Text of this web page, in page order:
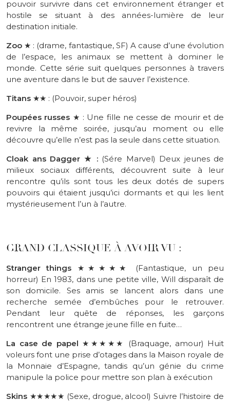
pouvoir survivre dans cet environnement étranger et
hostile se situant à des années-lumière de leur
destination initiale.
Zoo ★ : (drame, fantastique, SF) A cause d’une évolution
de l’espace, les animaux se mettent à dominer le
monde. Cette série suit quelques personnes à travers
une aventure dans le but de sauver l’existence.
Titans ★★ : (Pouvoir, super héros)
Poupées russes ★ : Une fille ne cesse de mourir et de
revivre la même soirée, jusqu’au moment ou elle
découvre qu’elle n’est pas la seule dans cette situation.
Cloak ans Dagger ★ : (Sére Marvel) Deux jeunes de
milieux sociaux différents, découvrent suite à leur
rencontre qu’ils sont tous les deux dotés de supers
pouvoirs qui étaient jusqu’ici dormants et qui les lient
mystérieusement l’un à l’autre.
GRAND CLASSIQUE À AVOIR VU :
Stranger things ★★★★★ (Fantastique, un peu
horreur) En 1983, dans une petite ville, Will disparaît de
son domicile. Ses amis se lancent alors dans une
recherche semée d’embûches pour le retrouver.
Pendant leur quête de réponses, les garçons
rencontrent une étrange jeune fille en fuite…
La case de papel ★★★★★ (Braquage, amour) Huit
voleurs font une prise d’otages dans la Maison royale de
la Monnaie d’Espagne, tandis qu’un génie du crime
manipule la police pour mettre son plan à exécution
Skins ★★★★★ (Sexe, drogue, alcool) Suivre l’histoire de